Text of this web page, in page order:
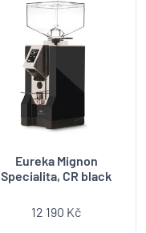
Eureka Mignon
Specialita, CR black
12 190 Kč